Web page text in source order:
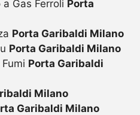
Gas Ferroli Porta
Porta Garibaldi Milano
Porta Garibaldi Milano
Porta Garibaldi
Milano
Garibaldi Milano